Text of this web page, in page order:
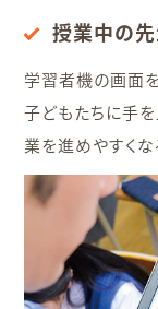
授業中の
学習者機の画面
子どもたちに手を
業を進めやすくな